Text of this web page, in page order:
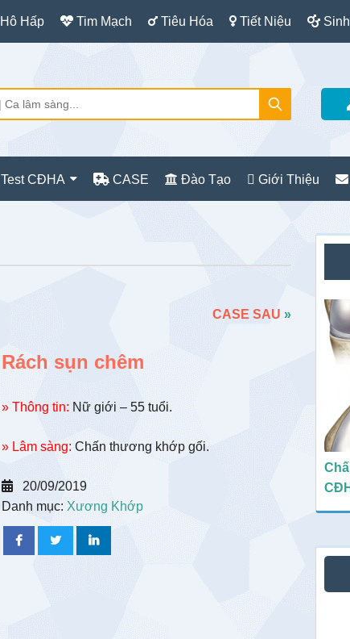
Hô Hấp Tim Mạch Tiêu Hóa Tiết Niệu
Test CĐHA CASE Đào Tạo Giới Thiệu
CASE SAU »
Rách sụn chêm
» Thông tin: Nữ giới – 55 tuổi.
» Lâm sàng: Chấn thương khớp gối.
20/09/2019
Danh mục: Xương Khớp